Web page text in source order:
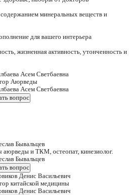
минеральных веществ и
для вашего интерьера
жизненная активность, утонченность и
Асем Светбаевна
Аюрведы
Асем Светбаевна
вопрос
Бывальцев
аюрведы и ТКМ, остеопат, кинезиолог.
Бывальцев
вопрос
Денис Васильевич
китайской медицины
Денис Васильевич